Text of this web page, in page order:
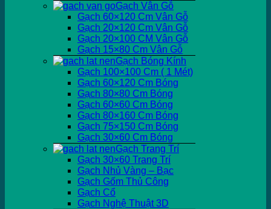
Gạch Vân Gỗ
Gạch 60×120 Cm Vân Gỗ
Gạch 20×120 Cm Vân Gỗ
Gạch 20×100 CM Vân Gỗ
Gạch 15×80 Cm Vân Gỗ
Gạch Bóng Kính
Gạch 100×100 Cm ( 1 Mét)
Gạch 60×120 Cm Bóng
Gạch 80×80 Cm Bóng
Gạch 60×60 Cm Bóng
Gạch 80×160 Cm Bóng
Gạch 75×150 Cm Bóng
Gạch 30×60 Cm Bóng
Gạch Trang Trí
Gạch 30×60 Trang Trí
Gạch Nhủ Vàng – Bạc
Gạch Gốm Thủ Công
Gạch Cổ
Gạch Nghệ Thuật 3D